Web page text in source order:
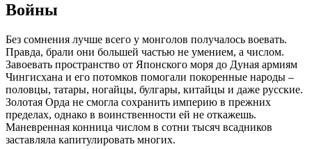
Войны
Без сомнения лучше всего у монголов получалось воевать.
Правда, брали они большей частью не умением, а числом.
Завоевать пространство от Японского моря до Дуная армиям
Чингисхана и его потомков помогали покоренные народы –
половцы, татары, ногайцы, булгары, китайцы и даже русские.
Золотая Орда не смогла сохранить империю в прежних
пределах, однако в воинственности ей не откажешь.
Маневренная конница числом в сотни тысяч всадников
заставляла капитулировать многих.